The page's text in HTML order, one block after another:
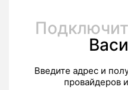
Введите адрес и
провайдеров